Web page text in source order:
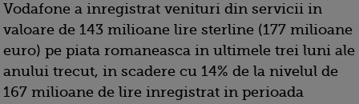
Vodafone a inregistrat venituri din servicii in
valoare de 143 milioane lire sterline (177 milioane
euro) pe piata romaneasca in ultimele trei luni ale
anului trecut, in scadere cu 14% de la nivelul de
167 milioane de lire inregistrat in perioada